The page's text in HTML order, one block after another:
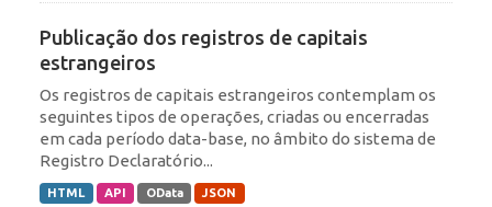
Publicação dos registros de capitais
estrangeiros
Os registros de capitais estrangeiros contemplam os
seguintes tipos de operações, criadas ou encerradas
em cada período data-base, no âmbito do sistema de
Registro Declaratório...
HTML API OData JSON